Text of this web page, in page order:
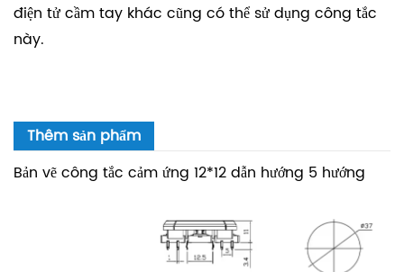
điện tử cầm tay khác cũng có thể sử dụng công tắc
này.
Thêm sản phẩm
Bản vẽ công tắc cảm ứng 12*12 dẫn hướng 5 hướng